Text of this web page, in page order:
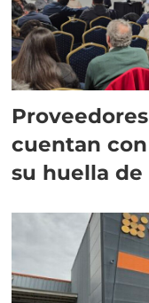
cuentan
su huella